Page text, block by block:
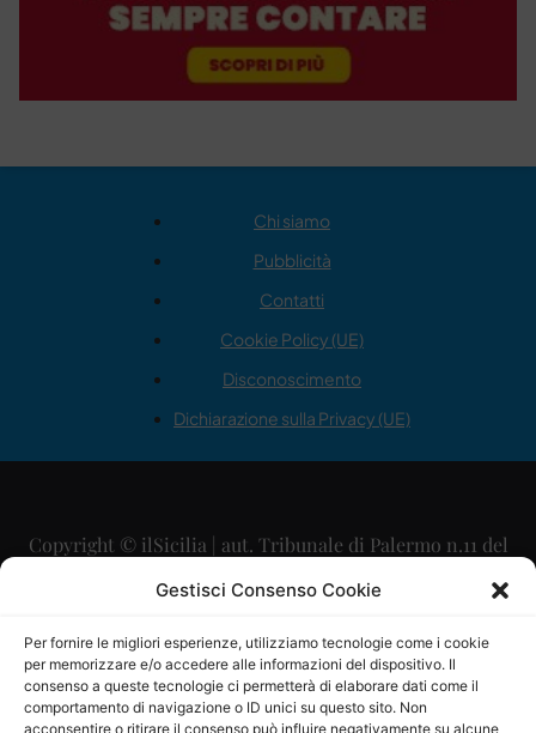
Gestisci Consenso Cookie
Per fornire le migliori esperienze, utilizziamo tecnologie come i cookie
per memorizzare e/o accedere alle informazioni del dispositivo. Il
consenso a queste tecnologie ci permetterà di elaborare dati come il
comportamento di navigazione o ID unici su questo sito. Non
acconsentire o ritirare il consenso può influire negativamente su alcune
Chi siamo
Pubblicità
Contatti
Cookie Policy (UE)
Disconoscimento
Dichiarazione sulla Privacy (UE)
Copyright © ilSicilia | aut. Tribunale di Palermo n.11 del
29/09/2015
Direttore Editoriale: Maurizio Scaglione